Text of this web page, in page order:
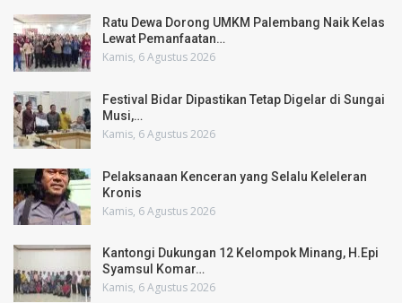
Ratu Dewa Dorong UMKM Palembang Naik Kelas
Lewat Pemanfaatan…
Kamis, 6 Agustus 2026
Festival Bidar Dipastikan Tetap Digelar di Sungai
Musi,…
Kamis, 6 Agustus 2026
Pelaksanaan Kenceran yang Selalu Keleleran
Kronis
Kamis, 6 Agustus 2026
Kantongi Dukungan 12 Kelompok Minang, H.Epi
Syamsul Komar…
Kamis, 6 Agustus 2026